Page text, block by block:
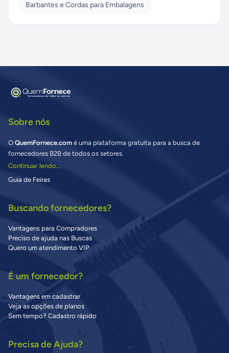
Barbantes e Cordas para Embalagens
Sobre nós
O QuemFornece.com é uma plataforma gratuita para a busca de
fornecedores B2B de todos os setores.
Continuar lendo...
Guia de Feiras
Buscando fornecedores?
Vantagens para Compradores
Preciso de ajuda nas Buscas
Quero um atendimento VIP
É um fornecedor?
Vantagens em cadastrar
Veja as opções de planos
Sem tempo? Cadastro rápido
Precisa de Ajuda?